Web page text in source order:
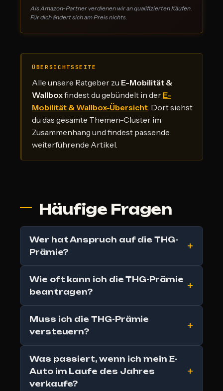
Als Amazon-Partner verdienen wir an qualifizierten Käufen.
Für dich ändert sich am Preis nichts.
ÜBERSICHTSSEITE
Alle unsere Ratgeber zu E-Mobilität &
Wallboxfindest du gebündelt in der E-
Mobilität & Wallbox-Übersicht . Dort siehst
du das gesamte Themen-Cluster im
Zusammenhang und findest passende
weiterführende Artikel.
Häufige Fragen
Wer hat Anspruch auf die THG-
Prämie?
Wie oft kann ich die THG-Prämie
beantragen?
Muss ich die THG-Prämie
versteuern?
Was passiert, wenn ich mein E-
Auto im Laufe des Jahres
verkaufe?